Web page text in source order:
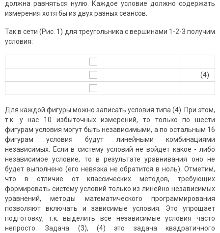
должна равняться нулю. Каждое условие должно содержать
измерения хотя бы из двух разных сеансов.
Так в сети (Рис. 1) для треугольника с вершинами 1-2-3 получим
условия:
(4)
Для каждой фигуры можно записать условия типа (4). При этом,
т.к. у нас 10 избыточных измерений, то только по шести
фигурам условия могут быть независимыми, а по остальным 16
фигурам условия будут линейными комбинациями
независимых. Если в систему условий не войдет какое - либо
независимое условие, то в результате уравнивания оно не
будет выполнено (его невязка не обратится в ноль). Отметим,
что в отличие от классических методов, требующих
формировать систему условий только из линейно независимых
уравнений, методы математического программирования
позволяют включать и зависимые условия. Это упрощает
подготовку, т.к. выделить все независимые условия часто
непросто. Задача (3), (4) это задача квадратичного